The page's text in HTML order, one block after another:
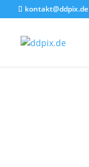
kontakt@ddpix.de